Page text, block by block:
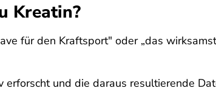
Kreatin?
für den Kraftsport" oder „das
und die daraus resultierende